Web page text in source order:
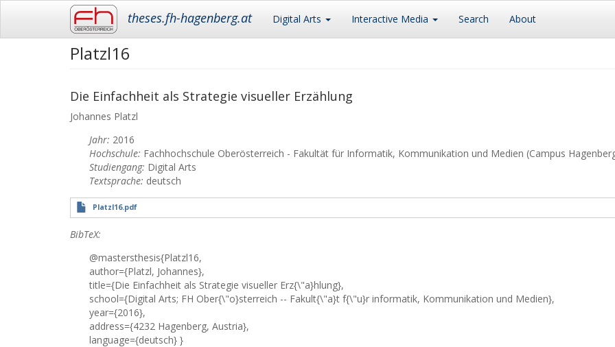
theses.fh-hagenberg.at
Main
navigation
Digital Arts Interactive Media Search About
Platzl16
Die Einfachheit als Strategie visueller Erzählung
Johannes Platzl
Jahr: 2016
Hochschule: Fachhochschule Oberösterreich - Fakultät für Informatik, Kommunikation und Medien (Campus
Studiengang: Digital Arts
Textsprache: deutsch
Platzl16.pdf
BibTeX:
@mastersthesis{Platzl16,
author={Platzl, Johannes},
title={Die Einfachheit als Strategie visueller Erz{\"a}hlung},
school={Digital Arts; FH Ober{\"o}sterreich -- Fakult{\"a}t f{\"u}r informatik, Kommunikation und Medien},
year={2016},
address={4232 Hagenberg, Austria},
language={deutsch} }